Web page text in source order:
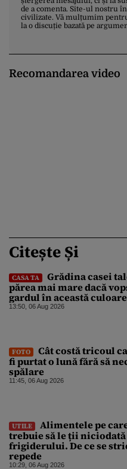
de a comenta. Site-ul nostru
civilizate. Vă mulțumim
la o discuție bazată pe
Recomandarea video
Citește Și
CASA TA
Grădina casei
părea mai mare dacă
gardul în această culoare
13:50, 06 Aug 2026
FOTO
Cât costă tricoul
fi purtat o lună fără să
spălare
11:45, 06 Aug 2026
UTILE
Alimentele pe
trebuie să le ții niciodată
frigiderului. De ce se
repede
10:29, 06 Aug 2026